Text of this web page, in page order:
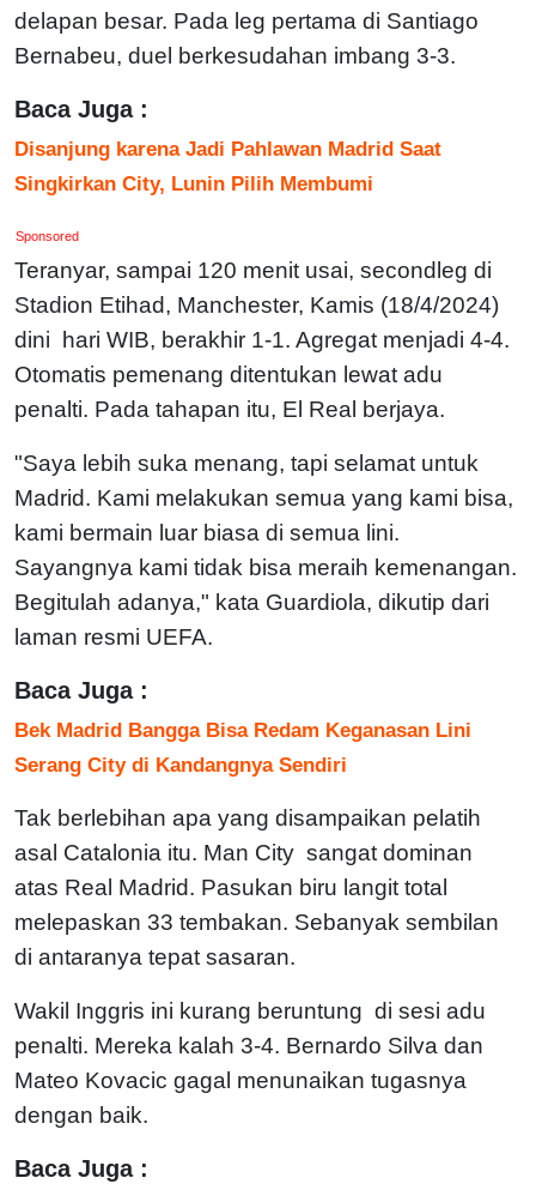
delapan besar. Pada leg pertama di Santiago
Bernabeu, duel berkesudahan imbang 3-3.
Baca Juga :
Disanjung karena Jadi Pahlawan Madrid Saat
Singkirkan City, Lunin Pilih Membumi
Sponsored
Teranyar, sampai 120 menit usai, secondleg di
Stadion Etihad, Manchester, Kamis (18/4/2024)
dini hari WIB, berakhir 1-1. Agregat menjadi 4-4.
Otomatis pemenang ditentukan lewat adu
penalti. Pada tahapan itu, El Real berjaya.
"Saya lebih suka menang, tapi selamat untuk
Madrid. Kami melakukan semua yang kami bisa,
kami bermain luar biasa di semua lini.
Sayangnya kami tidak bisa meraih kemenangan.
Begitulah adanya," kata Guardiola, dikutip dari
laman resmi UEFA.
Baca Juga :
Bek Madrid Bangga Bisa Redam Keganasan Lini
Serang City di Kandangnya Sendiri
Tak berlebihan apa yang disampaikan pelatih
asal Catalonia itu. Man City sangat dominan
atas Real Madrid. Pasukan biru langit total
melepaskan 33 tembakan. Sebanyak sembilan
di antaranya tepat sasaran.
Wakil Inggris ini kurang beruntung di sesi adu
penalti. Mereka kalah 3-4. Bernardo Silva dan
Mateo Kovacic gagal menunaikan tugasnya
dengan baik.
Baca Juga :